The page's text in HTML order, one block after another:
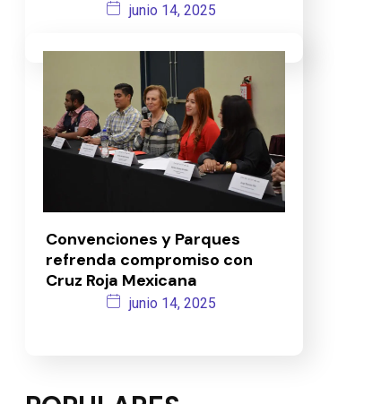
junio 14, 2025
Convenciones y Parques
refrenda compromiso con
Cruz Roja Mexicana
junio 14, 2025